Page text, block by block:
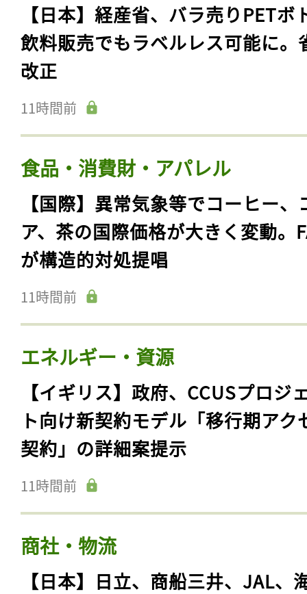
【日本】経産省、バラ売りPETボ
飲料販売でもラベルレス可能に。
改正
11時間前
食品・消費財・アパレル
【国際】異常気象等でコーヒー、
ア、茶の国際価格が大きく変動。
が構造的対処提唱
11時間前
エネルギー・資源
【イギリス】政府、CCUSプロジ
ト向け新契約モデル「移行期アク
契約」の詳細案提示
11時間前
商社・物流
【日本】日立、商船三井、JAL、